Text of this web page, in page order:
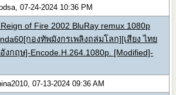
07-24-2024 10:36 PM
of Fire 2002 BluRay remux 1080p
กองทัพมังกรเพลิงถล่มโลก][เสียง ไทย
งกฤษ]-Encode.H.264.1080p. [Modified]-
07-13-2024 09:36 AM